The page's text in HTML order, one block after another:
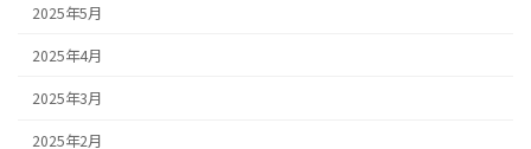
2025年5月
2025年4月
2025年3月
2025年2月